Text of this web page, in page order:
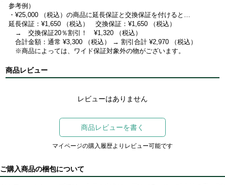
参考例）
・¥25,000 （税込）の商品に延長保証と交換保証を付けると…
延長保証：¥1,650 （税込） 交換保証：¥1,650 （税込）
→ 交換保証20％割引！ ¥1,320 （税込）
合計金額：通常 ¥3,300 （税込） → 割引合計 ¥2,970 （税込）
※商品によっては、ワイド保証対象外の物がございます。
商品レビュー
レビューはありません
商品レビューを書く
マイページの購入履歴よりレビュー可能です
ご購入商品の梱包について